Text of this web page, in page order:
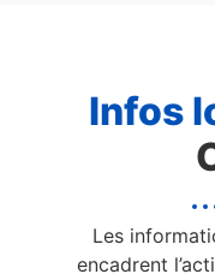
Infos
Les
encadrent